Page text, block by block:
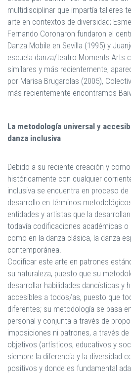
multidisciplinar que impartía talleres
arte en contextos de diversidad;
Fernando Coronaron fundaron el
Danza Mobile en Sevilla (1995) y
escuela danza/teatro Moments Arts
similares y más recientemente,
por Marisa Brugarolas (2005),
más recientemente encontramos
La metodología universal y
danza inclusiva
Debido a su reciente creación y
históricamente con cualquier
inclusiva se encuentra en proceso
desarrollo en términos
entidades y artistas que la
todavía codificaciones académicas o
como en la danza clásica, la danza
contemporánea.
Codificar este arte en patrones
su naturaleza, puesto que su
desarrollar habilidades dancísticas y
accesibles a todos/as, puesto que
diferentes; su metodología se basa
personal y conjunta a través de
imposiciones ni patrones, a través
objetivos (artísticos, educativos y
siempre la diferencia y la diversidad
positivos y donde es fundamental